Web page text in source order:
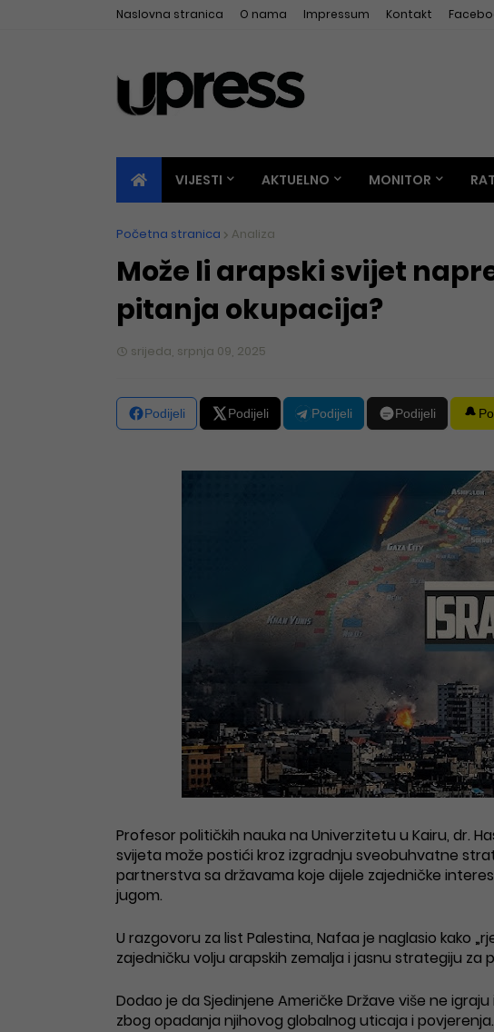
Naslovna stranica O nama Impressum Kontakt
VIJESTI AKTUELNO MONITOR
Početna stranica Analiza
Može li arapski svijet
pitanja okupacija?
srijeda, srpnja 09, 2025
Podijeli Podijeli Podijeli Podijeli
Profesor političkih nauka na Univerzitetu u Kairu, dr.
svijeta može postići kroz izgradnju sveobuhvatne
partnerstva sa državama koje dijele zajedničke
jugom.
U razgovoru za list Palestina, Nafaa je naglasio kako
zajedničku volju arapskih zemalja i jasnu strategiju za
Dodao je da Sjedinjene Američke Države više ne
zbog opadanja njihovog globalnog uticaja i povjerenja.